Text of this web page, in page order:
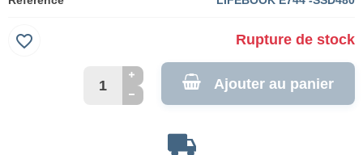
Rupture de stock
Ajouter au panier
favorite_border